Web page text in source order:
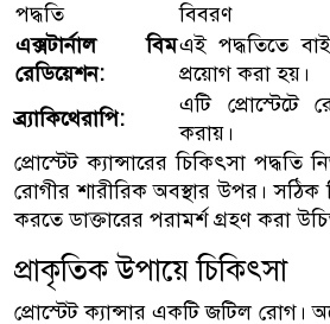
পদ্ধতি
বিবরণ
এক্সটার্নাল বিম
রেডিয়েশন:
এই পদ্ধতিতে
প্রয়োগ করা হয়।
ব্র্যাকিথেরাপি:
এটি প্রোস্টেটে
করায়।
প্রোস্টেট ক্যান্সারের চিকিৎসা পদ্ধতি
রোগীর শারীরিক অবস্থার উপর। সঠিক
করতে ডাক্তারের পরামর্শ গ্রহণ করা
প্রাকৃতিক উপায়ে চিকিৎসা
প্রোস্টেট ক্যান্সার একটি জটিল রোগ।